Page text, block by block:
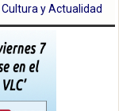
Cultura y Actualidad